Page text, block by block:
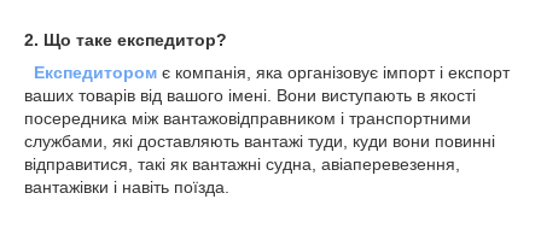
2. Що таке експедитор?
Експедитором є компанія, яка організовує імпорт і експорт
ваших товарів від вашого імені. Вони виступають в якості
посередника між вантажовідправником і транспортними
службами, які доставляють вантажі туди, куди вони повинні
відправитися, такі як вантажні судна, авіаперевезення,
вантажівки і навіть поїзда.